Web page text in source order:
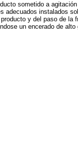
sometido a
adecuados instalados
y del paso de la
un encerado de